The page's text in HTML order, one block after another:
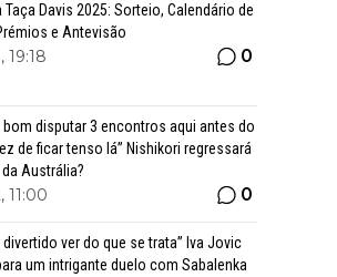
Taça Davis 2025: Sorteio, Calendário de
e Antevisão
19:18 0
bom disputar 3 encontros aqui antes do
de ficar tenso lá” Nishikori regressará
Austrália?
11:00 0
divertido ver do que se trata” Iva Jovic
um intrigante duelo com Sabalenka